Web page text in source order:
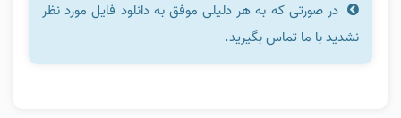
در صورتی که به هر دلیلی موفق به دانلود فایل مورد نظر
نشدید با ما تماس بگیرید.